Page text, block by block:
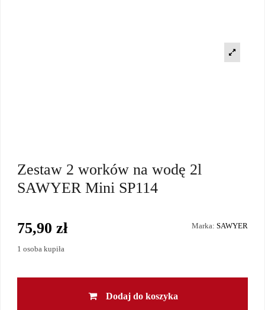
Zestaw 2 worków na wodę 2l
SAWYER Mini SP114
Marka: SAWYER
75,90 zł
1 osoba kupiła
Dodaj do koszyka